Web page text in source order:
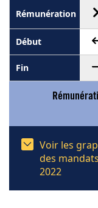
Voir les
des
2022